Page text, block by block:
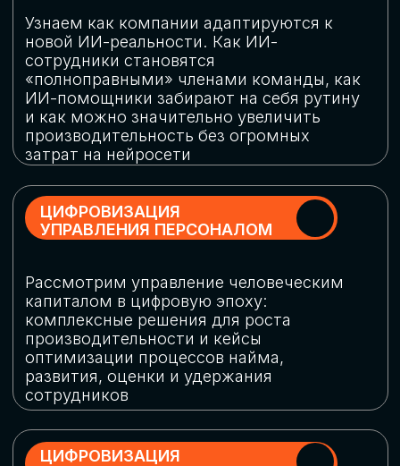
огромную статью затрат
ОБЛАЧНЫЕ ТЕХНОЛОГИИ
Подискутируем, какие облачные решения
существуют на рынке и почему
использование мультиоблачных моделей
не только снижает затраты, но и
«пересборки» бизнес-моделей
СКАЧАТЬ
ПРОГРАММУ
КОНФЕРЕНЦИИ
Оставьте заявку, мы направим вам
программу конференции